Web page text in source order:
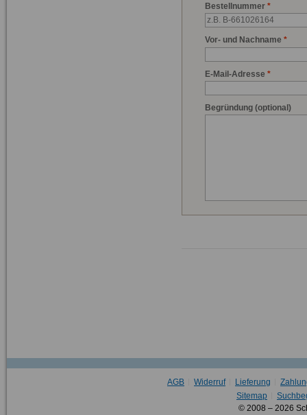
*
Bestellnummer
*
Vor- und Nachname
*
E-Mail-Adresse
Begründung (optional)
AGB Widerruf Lieferung
Sitemap
© 2008 – 2026